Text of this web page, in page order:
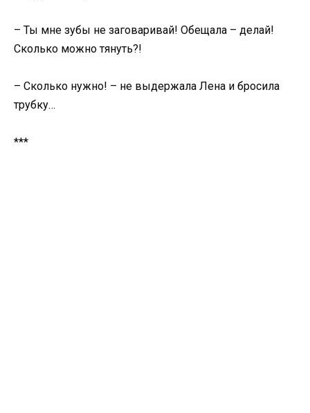
– Ты мне зубы не заговаривай! Обещала – делай!
Сколько можно тянуть?!
– Сколько нужно! – не выдержала Лена и бросила
трубку…
***